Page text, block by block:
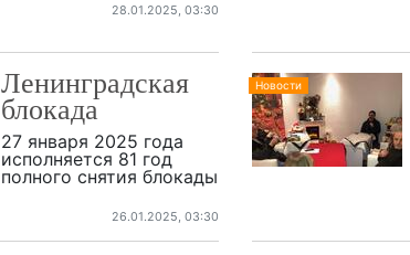
28.01.2025, 03:30
Ленинградская
блокада
27 января 2025 года
исполняется 81 год
полного снятия блокады
26.01.2025, 03:30
Новости